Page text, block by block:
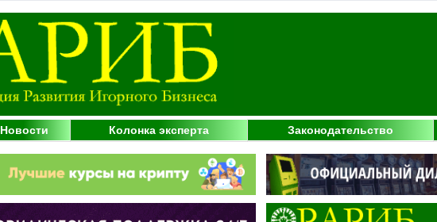
Новости Колонка эксперта Законодательство